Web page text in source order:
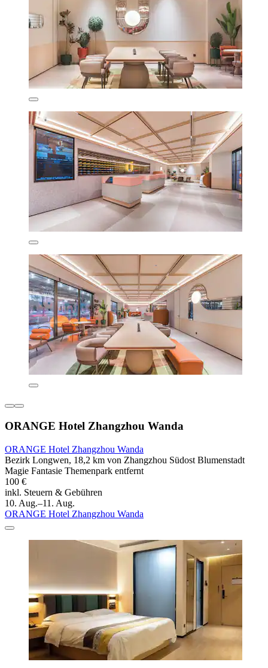
ORANGE Hotel Zhangzhou Wanda
ORANGE Hotel Zhangzhou Wanda
Bezirk Longwen, 18,2 km von Zhangzhou Südost Blumenstadt
Magie Fantasie Themenpark entfernt
100 €
inkl. Steuern & Gebühren
10. Aug.–11. Aug.
ORANGE Hotel Zhangzhou Wanda